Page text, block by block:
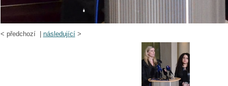
< předchozí | následující>